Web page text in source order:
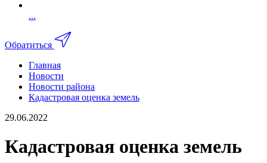
...
Обратиться
Главная
Новости
Новости района
Кадастровая оценка земель
29.06.2022
Кадастровая оценка земель